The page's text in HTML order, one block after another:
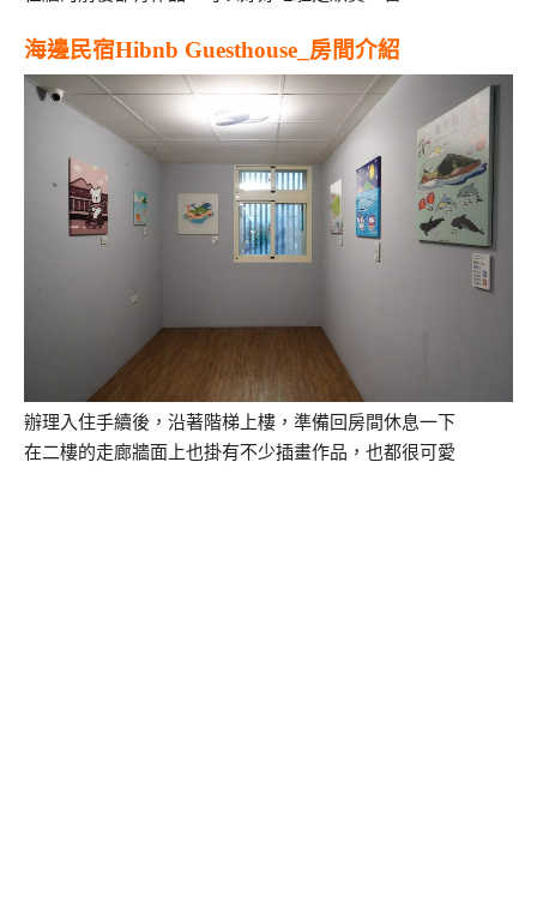
海邊民宿Hibnb Guesthouse_房間介紹
辦理入住手續後，沿著階梯上樓，準備回房間休息一下
在二樓的走廊牆面上也掛有不少插畫作品，也都很可愛